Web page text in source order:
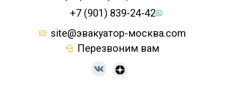
+7 (901) 839-24-42
site@эвакуатор-москва.com
Перезвоним вам